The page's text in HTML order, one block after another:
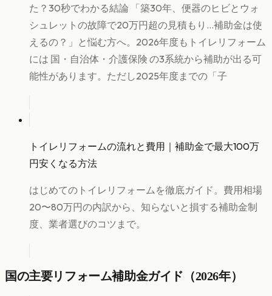
た？30秒でわかる結論 「築30年、便器のヒビとウォ
シュレットの故障で20万円超の見積もり…補助金は使
えるの？」と悩む方へ。2026年度もトイレリフォーム
には 国・自治体・介護保険 の3系統から補助が出る可
能性があります。ただし2025年度までの「子
トイレリフォームの流れと費用｜補助金で最大100万
円安くなる方法
はじめてのトイレリフォームを徹底ガイド。費用相場
20〜80万円の内訳から、知らないと損する補助金制
度、業者選びのコツまで。
国の主要リフォーム補助金ガイド（2026年）